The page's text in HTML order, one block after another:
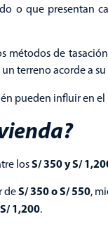
o que presentan
métodos de
terreno acorde a
pueden influir en el
losS/ 350 y S/
deS/ 350 o S/ 550,
S/ 1,200.